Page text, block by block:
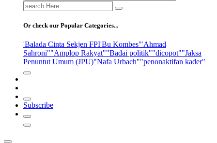
Search
for:
Or check our Popular Categories...
'Balada Cinta Sekjen FPI'Bu Kombes'"Ahmad
Sahroni""Amplop Rakyat""Badai politik""dicopot""Jaksa
Penuntut Umum (JPU)"Nafa Urbach""penonaktifan kader"
Subscribe